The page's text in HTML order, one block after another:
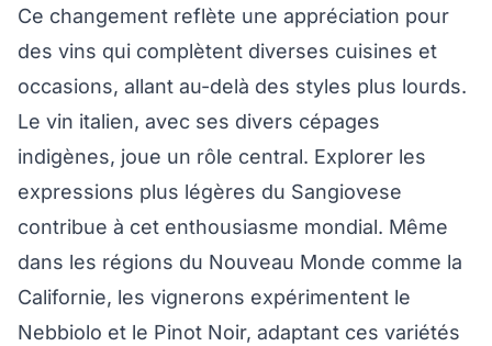
Ce changement reflète une appréciation pour
des vins qui complètent diverses cuisines et
occasions, allant au-delà des styles plus lourds.
Le vin italien, avec ses divers cépages
indigènes, joue un rôle central. Explorer les
expressions plus légères du Sangiovese
contribue à cet enthousiasme mondial. Même
dans les régions du Nouveau Monde comme la
Californie, les vignerons expérimentent le
Nebbiolo et le Pinot Noir, adaptant ces variétés